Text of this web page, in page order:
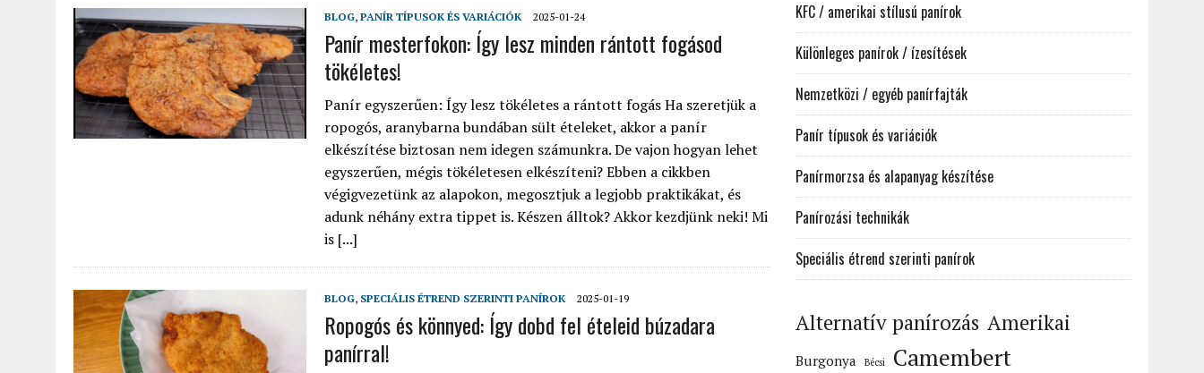
BLOG, PANÍR TÍPUSOK ÉS VARIÁCIÓK 2025-01-24
Panír mesterfokon: Így lesz minden rántott fogásod
tökéletes!
Panír egyszerűen: Így lesz tökéletes a rántott fogás Ha szeretjük a
ropogós, aranybarna bundában sült ételeket, akkor a panír
elkészítése biztosan nem idegen számunkra. De vajon hogyan lehet
egyszerűen, mégis tökéletesen elkészíteni? Ebben a cikkben
végigvezetünk az alapokon, megosztjuk a legjobb praktikákat, és
adunk néhány extra tippet is. Készen álltok? Akkor kezdjünk neki! Mi
is [...]
BLOG, SPECIÁLIS ÉTREND SZERINTI PANÍROK 2025-01-19
Ropogós és könnyed: Így dobd fel ételeid búzadara
panírral!
KFC / amerikai stílusú panírok
Különleges panírok / ízesítések
Nemzetközi / egyéb panírfajták
Panír típusok és variációk
Panírmorzsa és alapanyag készítése
Panírozási technikák
Speciális étrend szerinti panírok
Alternatív panírozás Amerikai
Burgonya Bécsi
Camembert